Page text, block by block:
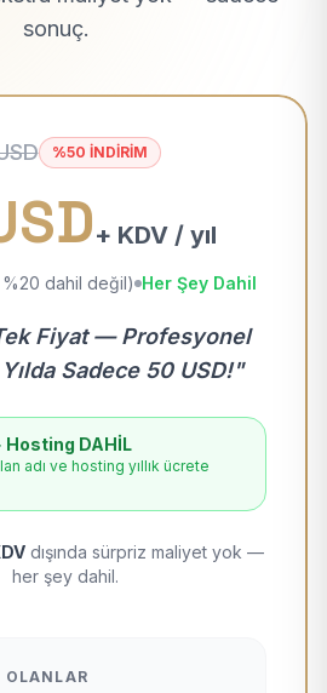
sonuç.
%50 İNDİRİM
+ KDV / yıl
%20 dahil değil) Her Şey Dahil
Fiyat — Profesyonel
Sadece 50 USD!"
Hosting DAHİL
adı ve hosting yıllık ücrete
dışında sürpriz maliyet yok —
her şey dahil.
OLANLAR